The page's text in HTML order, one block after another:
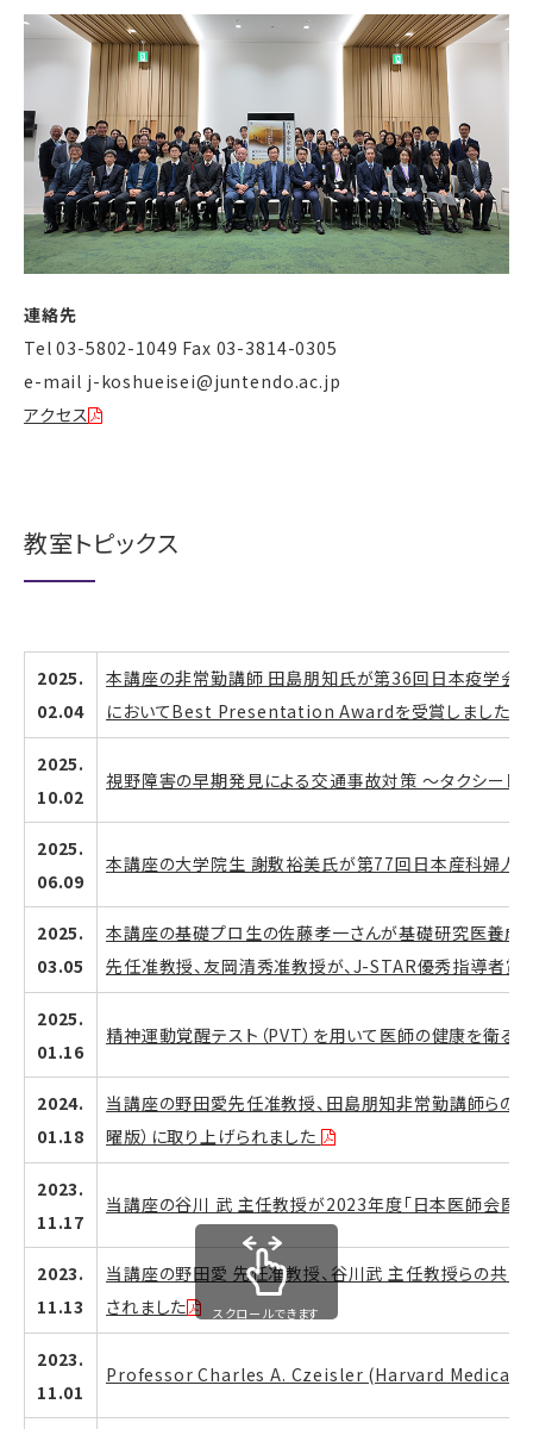
連絡先
Tel 03-5802-1049 Fax 03-3814-0305
e-mail j-koshueisei@juntendo.ac.jp
アクセス
教室トピックス
2025.
02.04
本講座の非常勤講師 田島朋知氏が第36回日本疫学
においてBest Presentation Awardを受賞しました
2025.
10.02
視野障害の早期発見による交通事故対策 ～タクシード
2025.
06.09
本講座の大学院生 謝敷裕美氏が第77回日本産科婦人
2025.
03.05
本講座の基礎プロ生の佐藤孝一さんが基礎研究医養成
先任准教授、友岡清秀准教授が、J-STAR優秀指導者賞
2025.
01.16
精神運動覚醒テスト（PVT）を用いて医師の健康を衛る
2024.
01.18
当講座の野田愛先任准教授、田島朋知非常勤講師らの
曜版）に取り上げられました
2023.
11.17
当講座の谷川 武 主任教授が2023年度「日本医師会医
2023.
11.13
当講座の野田愛 先任准教授、谷川武 主任教授らの共
されました
2023.
11.01
Professor Charles A. Czeisler (Harvard Medical
スクロールできます